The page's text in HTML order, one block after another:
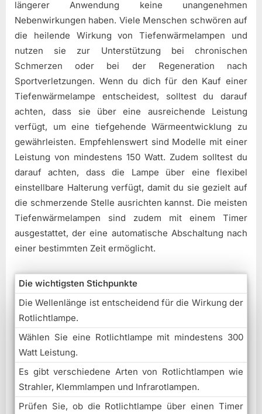
längerer Anwendung keine unangenehmen
Nebenwirkungen haben. Viele Menschen schwören auf
die heilende Wirkung von Tiefenwärmelampen und
nutzen sie zur Unterstützung bei chronischen
Schmerzen oder bei der Regeneration nach
Sportverletzungen. Wenn du dich für den Kauf einer
Tiefenwärmelampe entscheidest, solltest du darauf
achten, dass sie über eine ausreichende Leistung
verfügt, um eine tiefgehende Wärmeentwicklung zu
gewährleisten. Empfehlenswert sind Modelle mit einer
Leistung von mindestens 150 Watt. Zudem solltest du
darauf achten, dass die Lampe über eine flexibel
einstellbare Halterung verfügt, damit du sie gezielt auf
die schmerzende Stelle ausrichten kannst. Die meisten
Tiefenwärmelampen sind zudem mit einem Timer
ausgestattet, der eine automatische Abschaltung nach
einer bestimmten Zeit ermöglicht.
Die wichtigsten Stichpunkte
Die Wellenlänge ist entscheidend für die Wirkung der
Rotlichtlampe.
Wählen Sie eine Rotlichtlampe mit mindestens 300
Watt Leistung.
Es gibt verschiedene Arten von Rotlichtlampen wie
Strahler, Klemmlampen und Infrarotlampen.
Prüfen Sie, ob die Rotlichtlampe über einen Timer